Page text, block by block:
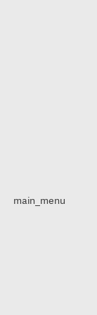
main_menu